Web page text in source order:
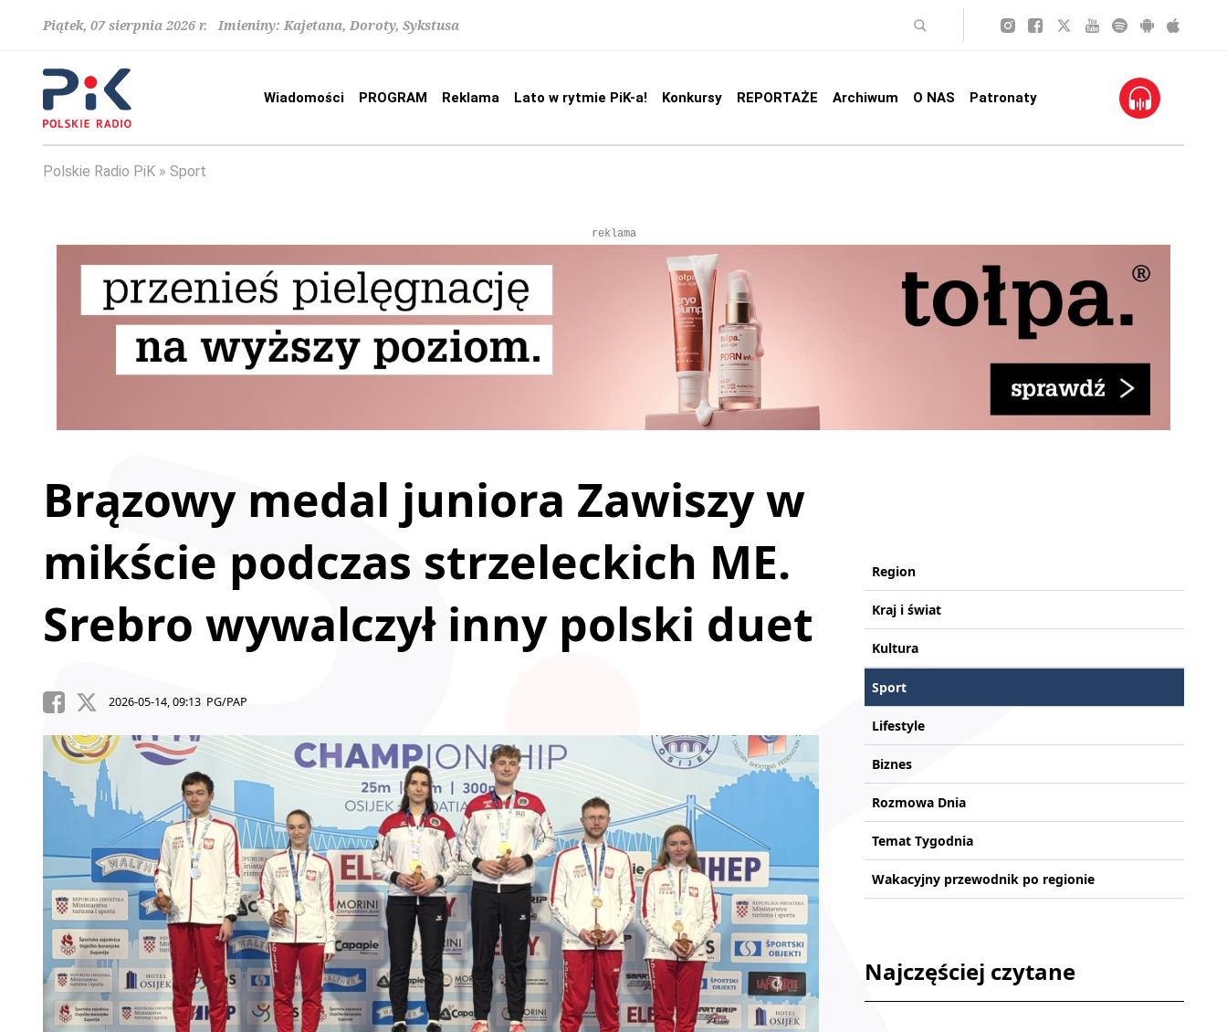
Piątek, 07 sierpnia 2026 r. Imieniny: Kajetana, Doroty, Sykstusa
Wiadomości PROGRAM Reklama Lato w rytmie PiK-a! Konkursy REPORTAŻE Archiwum O NAS Patronaty
Polskie Radio PiK Sport
reklama
Brązowy medal juniora Zawiszy w
mikście podczas strzeleckich ME.
Srebro wywalczył inny polski duet
2026-05-14, 09:13 PG/PAP
Region
Kraj i świat
Kultura
Sport
Lifestyle
Biznes
Rozmowa Dnia
Temat Tygodnia
Wakacyjny przewodnik po regionie
Najczęściej czytane